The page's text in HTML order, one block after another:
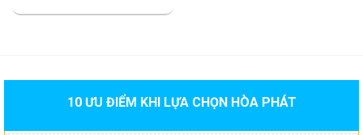
10 ƯU ĐIỂM KHI LỰA CHỌN HÒA PHÁT